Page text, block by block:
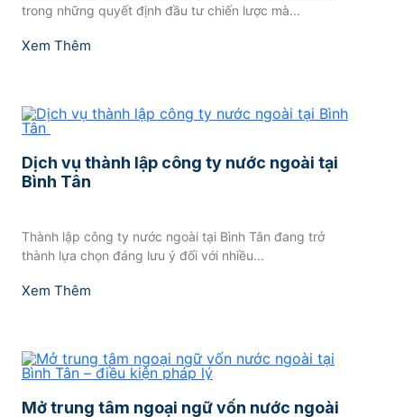
trong những quyết định đầu tư chiến lược mà...
Xem Thêm
Dịch vụ thành lập công ty nước ngoài tại
Bình Tân
Thành lập công ty nước ngoài tại Bình Tân đang trở
thành lựa chọn đáng lưu ý đối với nhiều...
Xem Thêm
Mở trung tâm ngoại ngữ vốn nước ngoài